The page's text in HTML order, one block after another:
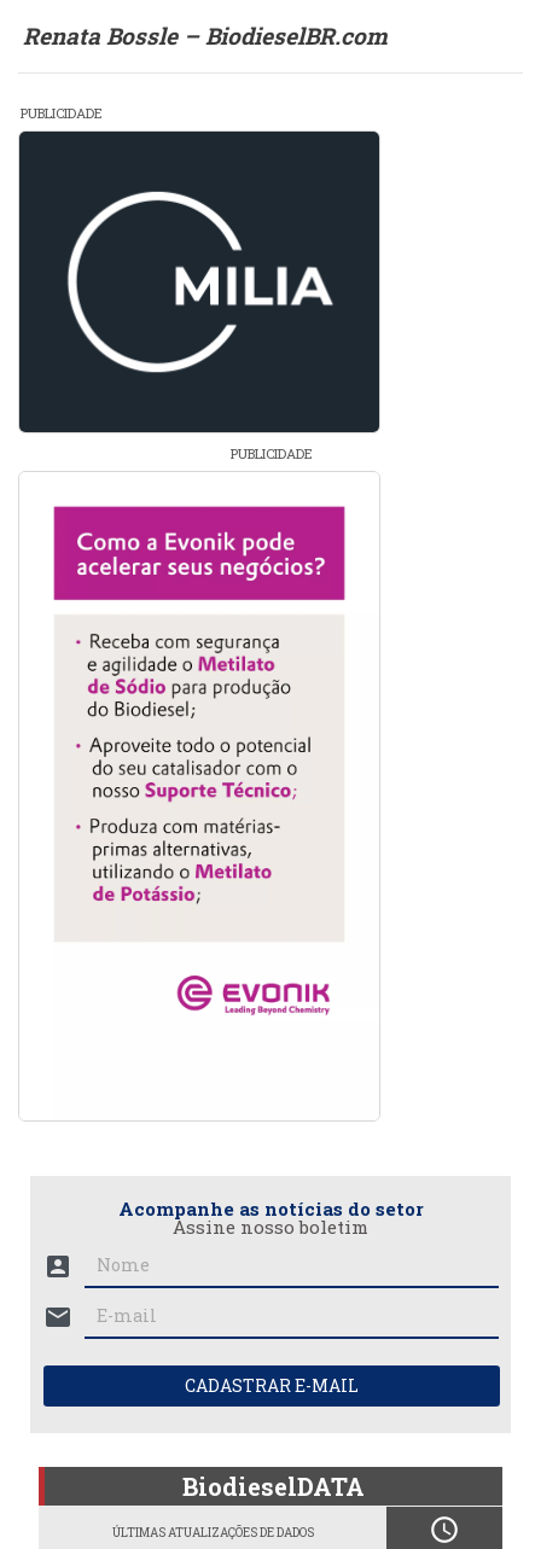
Renata Bossle – BiodieselBR.com
PUBLICIDADE
PUBLICIDADE
Acompanhe as notícias do setor
Assine nosso boletim
account_box
mail
CADASTRAR E-MAIL
BiodieselDATA
ÚLTIMAS ATUALIZAÇÕES DE DADOS schedule